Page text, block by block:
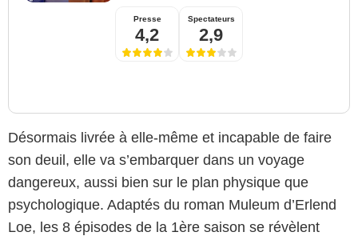
Presse
4,2
Spectateurs
2,9
Désormais livrée à elle-même et incapable de faire
son deuil, elle va s’embarquer dans un voyage
dangereux, aussi bien sur le plan physique que
psychologique. Adaptés du roman Muleum d’Erlend
Loe, les 8 épisodes de la 1ère saison se révèlent